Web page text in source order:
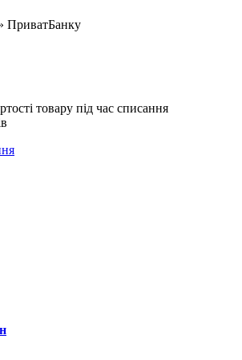
ПриватБанку
товару під час списання